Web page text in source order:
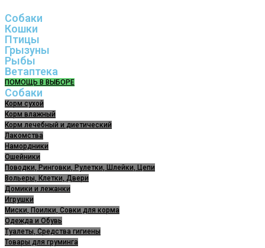
Собаки
Кошки
Птицы
Грызуны
Рыбы
Ветаптека
ПОМОЩЬ В ВЫБОРЕ
Собаки
Корм сухой
Корм влажный
Корм лечебный и диетический
Лакомства
Намордники
Ошейники
Поводки, Ринговки, Рулетки, Шлейки, Цепи
Вольеры, Клетки, Двери
Домики и лежанки
Игрушки
Миски, Поилки, Совки для корма
Одежда и Обувь
Туалеты, Средства гигиены
Товары для груминга